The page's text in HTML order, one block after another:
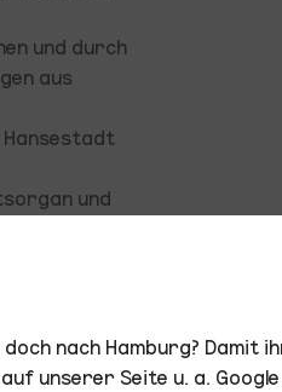
und durch
aus
Hansestadt
und
nach Hamburg? Damit
unserer Seite u. a.